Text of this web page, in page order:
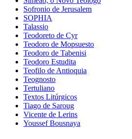
Sofronio de Jerusalem
SOPHIA
Talassio
Teodoreto de Cyr
Teodoro de Mopsuesto
Teodoro de Tabenisi
Teodoro Estudita
Teofilo de Antioquia
Teognosto
Tertuliano
Textos Litúrgicos
Tiago de Saroug
Vicente de Lerins
Youssef Bousnaya